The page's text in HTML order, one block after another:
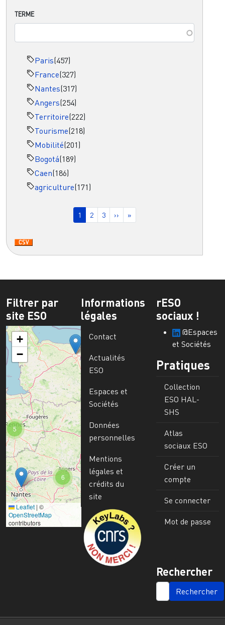
TERME
Paris(457)
France(327)
Nantes(317)
Angers(254)
Territoire(222)
Tourisme(218)
Mobilité(201)
Bogotá(189)
Caen(186)
agriculture(171)
Page courante
1 Page
2 Page
3 Page suivante
›› Dernière page
»
Filtrer par
site ESO
6
5
+
−
Leaflet | ©
OpenStreetMap
contributors
Informations
légales
Contact
Actualités
ESO
Espaces et
Sociétés
Données
personnelles
Mentions
légales et
crédits du
site
Image
rESO
sociaux !
@Espaces
et Sociétés
Pratiques
Collection
ESO HAL-
SHS
Atlas
sociaux ESO
Créer un
compte
Se connecter
Mot de passe
Rechercher
SEARCH